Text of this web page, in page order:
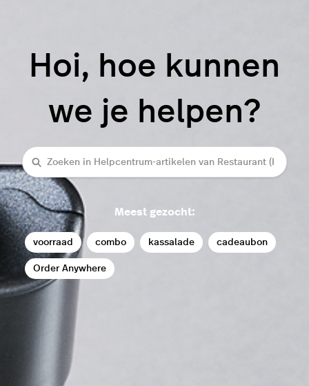
Hoi, hoe kunnen
we je helpen?
Zoeken
Meest gezocht:
voorraad combo kassalade cadeaubon
Order Anywhere